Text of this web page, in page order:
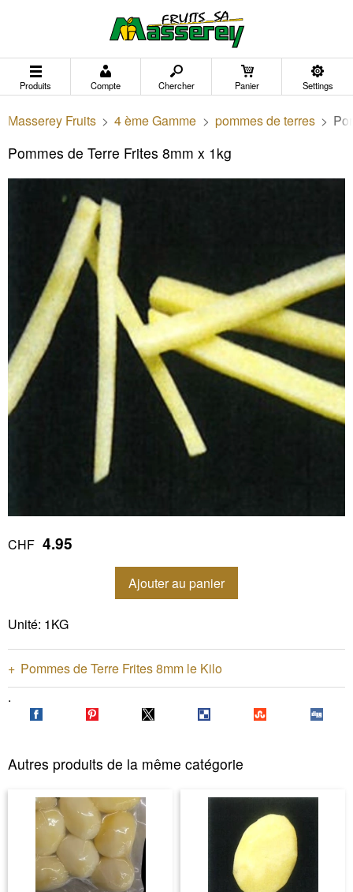
Produits Compte Chercher Panier Settings
Masserey Fruits > 4 ème Gamme > pommes de terres >
Pommes de Terre Frites 8mm x 1kg
CHF 4.95
Ajouter au panier
Unité: 1KG
Pommes de Terre Frites 8mm le Kilo
Autres produits de la même catégorie